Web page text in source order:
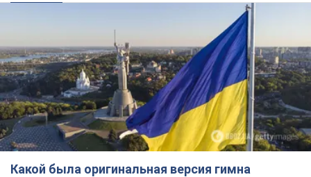
Какой была оригинальная версия гимна